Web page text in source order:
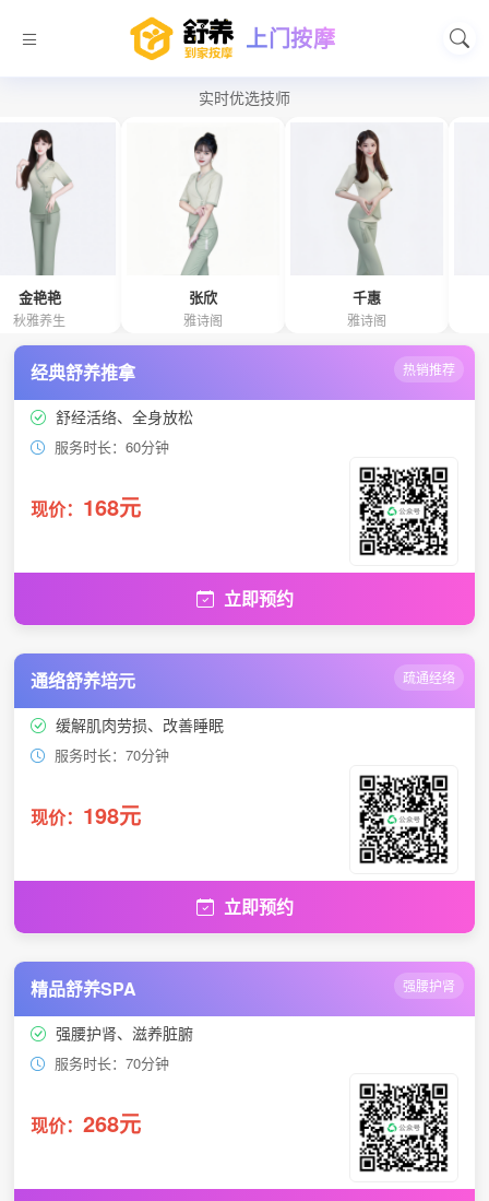
上门按摩
实时优选技师
经典舒养推拿 热销推荐
舒经活络、全身放松
服务时长：60分钟
现价： 168元
立即预约
通络舒养培元 疏通经络
缓解肌肉劳损、改善睡眠
服务时长：70分钟
现价： 198元
立即预约
精品舒养SPA 强腰护肾
强腰护肾、滋养脏腑
服务时长：70分钟
现价： 268元